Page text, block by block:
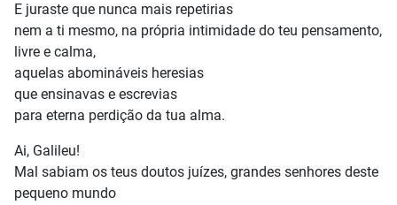
E juraste que nunca mais repetirias
nem a ti mesmo, na própria intimidade do teu pensamento,
livre e calma,
aquelas abomináveis heresias
que ensinavas e escrevias
para eterna perdição da tua alma.
Ai, Galileu!
Mal sabiam os teus doutos juízes, grandes senhores deste
pequeno mundo